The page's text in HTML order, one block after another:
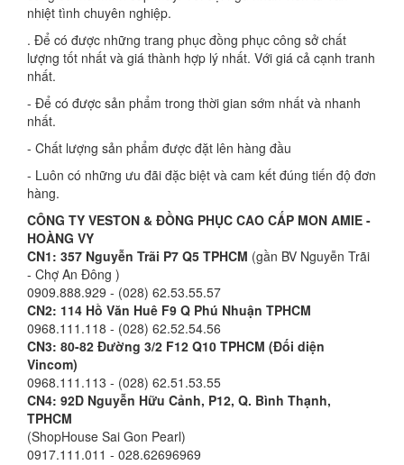
nhiệt tình chuyên nghiệp.
. Để có được những trang phục đồng phục công sở chất
lượng tốt nhất và giá thành hợp lý nhất. Với giá cả cạnh tranh
nhất.
- Để có được sản phẩm trong thời gian sớm nhất và nhanh
nhất.
- Chất lượng sản phẩm được đặt lên hàng đầu
- Luôn có những ưu đãi đặc biệt và cam kết đúng tiến độ đơn
hàng.
CÔNG TY VESTON & ĐỒNG PHỤC CAO CẤP MON AMIE -
HOÀNG VY
CN1: 357 Nguyễn Trãi P7 Q5 TPHCM (gần BV Nguyễn Trãi
- Chợ An Đông )
0909.888.929 - (028) 62.53.55.57
CN2: 114 Hồ Văn Huê F9 Q Phú Nhuận TPHCM
0968.111.118 - (028) 62.52.54.56
CN3: 80-82 Đường 3/2 F12 Q10 TPHCM (Đối diện
Vincom)
0968.111.113 - (028) 62.51.53.55
CN4: 92D Nguyễn Hữu Cảnh, P12, Q. Bình Thạnh,
TPHCM
(ShopHouse Sai Gon Pearl)
0917.111.011 - 028.62696969